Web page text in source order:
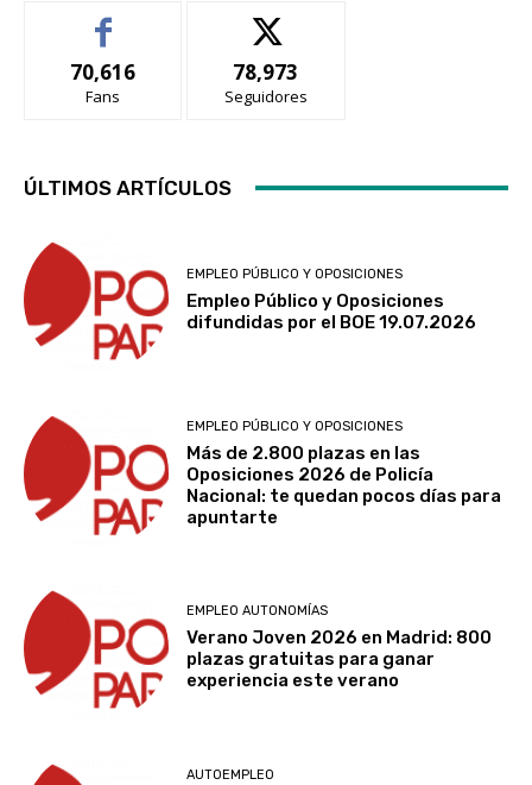
70,616
Fans
78,973
Seguidores
ÚLTIMOS ARTÍCULOS
EMPLEO PÚBLICO Y OPOSICIONES
Empleo Público y Oposiciones
difundidas por el BOE 19.07.2026
EMPLEO PÚBLICO Y OPOSICIONES
Más de 2.800 plazas en las
Oposiciones 2026 de Policía
Nacional: te quedan pocos días para
apuntarte
EMPLEO AUTONOMÍAS
Verano Joven 2026 en Madrid: 800
plazas gratuitas para ganar
experiencia este verano
AUTOEMPLEO